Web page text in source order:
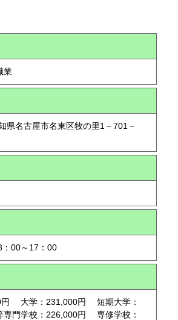
業
名古屋市名東区牧の里1－701－
：00～17：00
円 大学：231,000円 短期大学：
門学校：226,000円 専修学校：